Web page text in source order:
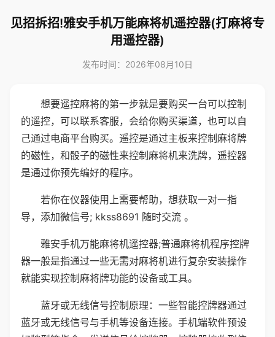
见招拆招!雅安手机万能麻将机遥控器(打麻将专
用遥控器)
发布时间：2026年08月10日
想要遥控麻将的第一步就是要购买一台可以控制
的遥控，可以联系客服，会给你购买渠道，也可以自
己通过电商平台购买。遥控是通过主板来控制麻将牌
的磁性，和骰子的磁性来控制麻将机来洗牌，遥控器
是通过你预先编好的程序。
若你在仪器使用上需要帮助，想获取一对一指
导，添加微信号; kkss8691 随时交流 。
雅安手机万能麻将机遥控器;普通麻将机程序控牌
器一般是指通过一些无需对麻将机进行复杂安装操作
就能实现控制麻将牌功能的设备或工具。
蓝牙或无线信号控制原理：一些智能控牌器通过
蓝牙或无线信号与手机等设备连接。手机端软件预设